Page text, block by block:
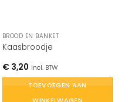
BROOD EN BANKET
Kaasbroodje
€3,20 Incl. BTW
TOEVOEGEN AAN